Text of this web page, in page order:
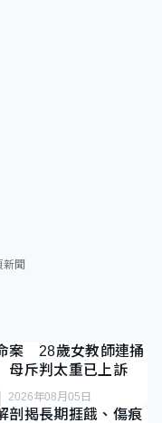
新聞
案 28歲女教師連捅
斥判太重已上訴
2026年08月05日
剖揭長期捱餓、傷痕